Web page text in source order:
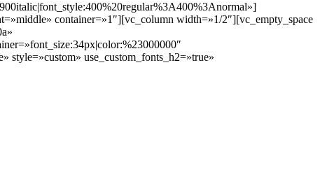
container=»1″][vc_column width=»1/2″][vc_empty_space
style=»custom» use_custom_fonts_h2=»true»